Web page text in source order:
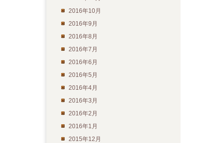
2016年10月
2016年9月
2016年8月
2016年7月
2016年6月
2016年5月
2016年4月
2016年3月
2016年2月
2016年1月
2015年12月